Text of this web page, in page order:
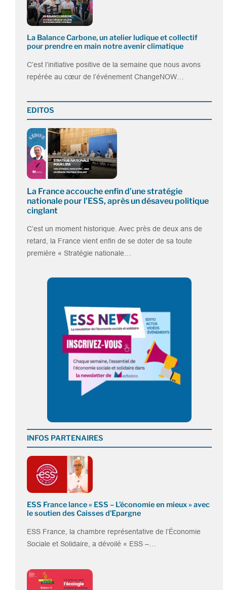
La Balance Carbone, un atelier ludique et collectif
pour prendre en main notre avenir climatique
C’est l’initiative positive de la semaine que nous avons
repérée au cœur de l’événement ChangeNOW…
EDITOS
La France accouche enfin d’une stratégie
nationale pour l’ESS, après un désaveu politique
cinglant
C’est un moment historique. Avec près de deux ans de
retard, la France vient enfin de se doter de sa toute
première « Stratégie nationale…
INFOS PARTENAIRES
ESS France lance « ESS – L’économie en mieux » avec
le soutien des Caisses d’Epargne
ESS France, la chambre représentative de l’Économie
Sociale et Solidaire, a dévoilé « ESS –…